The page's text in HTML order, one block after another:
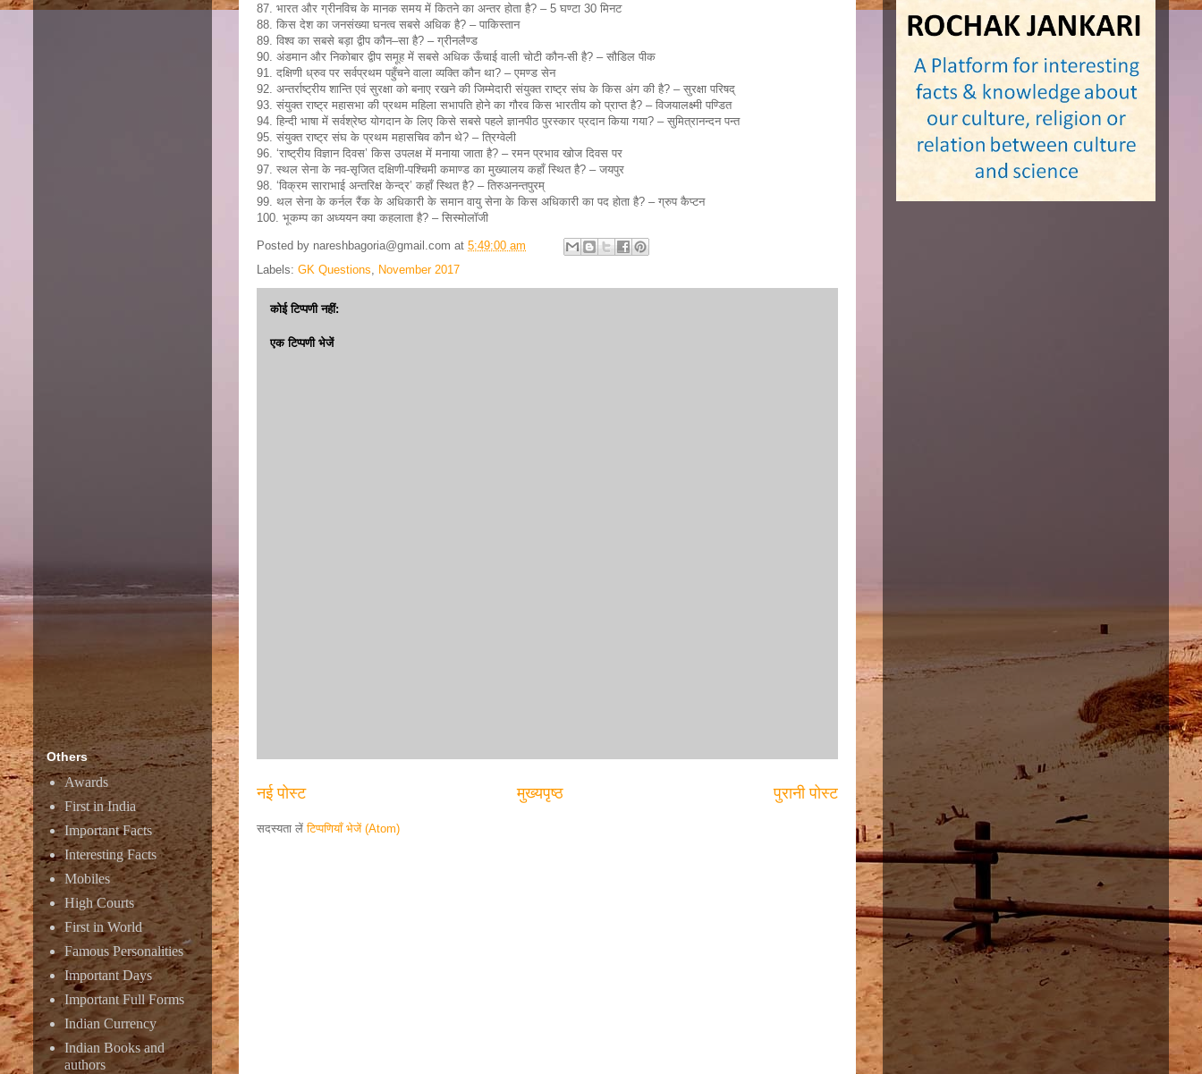
87. भारत और ग्रीनविच के मानक समय में कितने का अन्तर होता है? – 5 घण्टा 30 मिनट
88. किस देश का जनसंख्या घनत्व सबसे अधिक है? – पाकिस्तान
89. विश्व का सबसे बड़ा द्वीप कौन–सा है? – ग्रीनलैण्ड
90. अंडमान और निकोबार द्वीप समूह में सबसे अधिक ऊँचाई वाली चोटी कौन-सी है? – सौडिल पीक
91. दक्षिणी ध्रुव पर सर्वप्रथम पहुँचने वाला व्यक्ति कौन था? – एमण्ड सेन
92. अन्तर्राष्ट्रीय शान्ति एवं सुरक्षा को बनाए रखने की जिम्मेदारी संयुक्त राष्ट्र संघ के किस अंग की है? – सुरक्षा परिषद्
93. संयुक्त राष्ट्र महासभा की प्रथम महिला सभापति होने का गौरव किस भारतीय को प्राप्त है? – विजयालक्ष्मी पण्डित
94. हिन्दी भाषा में सर्वश्रेष्ठ योगदान के लिए किसे सबसे पहले ज्ञानपीठ पुरस्कार प्रदान किया गया? – सुमित्रानन्दन पन्त
95. संयुक्त राष्ट्र संघ के प्रथम महासचिव कौन थे? – त्रिग्वेली
96. ‘राष्ट्रीय विज्ञान दिवस’ किस उपलक्ष में मनाया जाता है? – रमन प्रभाव खोज दिवस पर
97. स्थल सेना के नव-सृजित दक्षिणी-पश्चिमी कमाण्ड का मुख्यालय कहाँ स्थित है? – जयपुर
98. ‘विक्रम साराभाई अन्तरिक्ष केन्द्र’ कहाँ स्थित है? – तिरुअनन्तपुरम्
99. थल सेना के कर्नल रैंक के अधिकारी के समान वायु सेना के किस अधिकारी का पद होता है? – ग्रुप कैप्टन
100. भूकम्प का अध्ययन क्या कहलाता है? – सिस्मोलॉजी
Posted by nareshbagoria@gmail.com at 5:49:00 am
Labels: GK Questions, November 2017
कोई टिप्पणी नहीं:
एक टिप्पणी भेजें
नई पोस्ट पुरानी पोस्ट
मुख्यपृष्ठ
सदस्यता लेंटिप्पणियाँ भेजें (Atom)
Others
Awards
First in India
Important Facts
Interesting Facts
Mobiles
High Courts
First in World
Famous Personalities
Important Days
Important Full Forms
Indian Currency
Indian Books and
authors